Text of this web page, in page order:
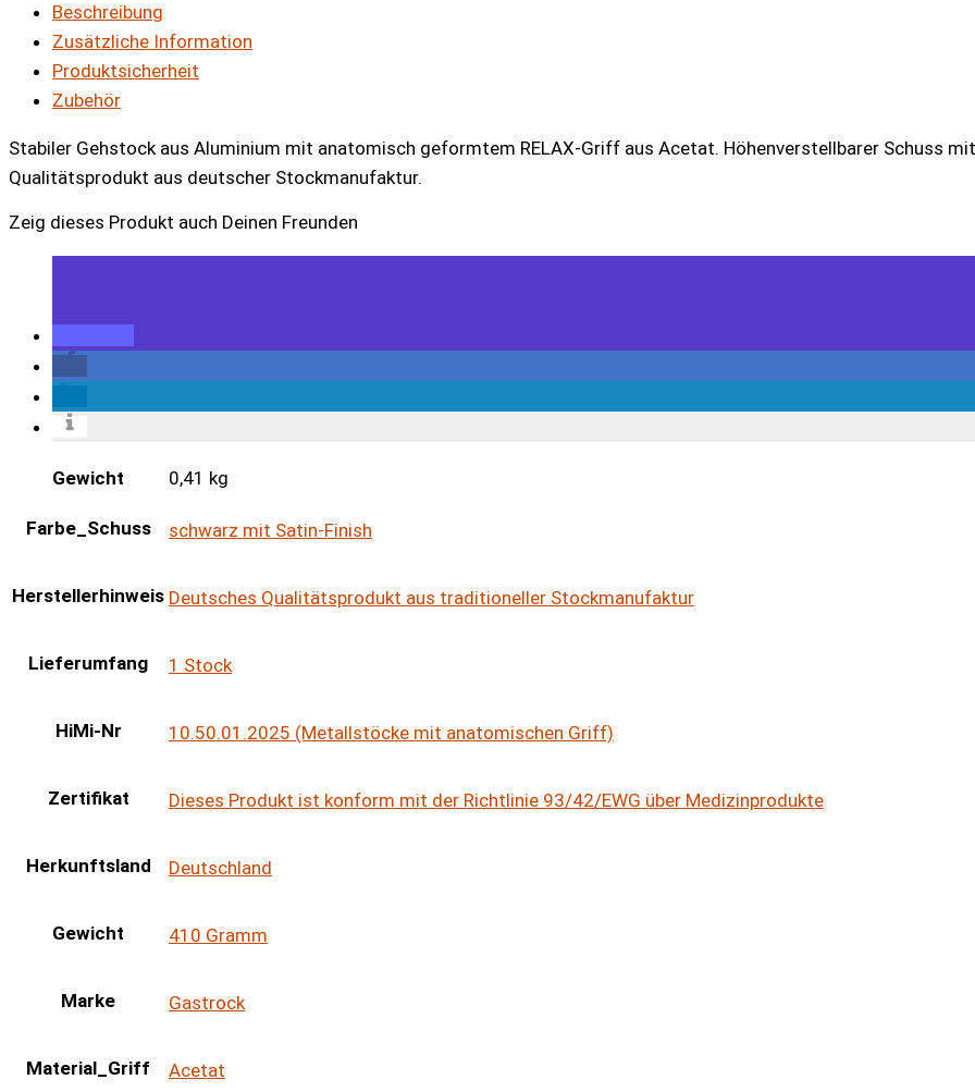
RUBIN
anatomisch
Menge
Beschreibung
Zusätzliche Information
Produktsicherheit
Zubehör
Stabiler Gehstock aus Aluminium mit anatomisch geformtem RELAX-Griff aus Acetat. Höhenverstellbarer Schuss
Qualitätsprodukt aus deutscher Stockmanufaktur.
Zeig dieses Produkt auch Deinen Freunden
Gewicht 0,41 kg
Farbe_Schuss schwarz mit Satin-Finish
Herstellerhinweis Deutsches Qualitätsprodukt aus traditioneller Stockmanufaktur
Lieferumfang 1 Stock
HiMi-Nr 10.50.01.2025 (Metallstöcke mit anatomischen Griff)
Zertifikat Dieses Produkt ist konform mit der Richtlinie 93/42/EWG über Medizinprodukte
Herkunftsland Deutschland
Gewicht 410 Gramm
Marke Gastrock
Material_Griff Acetat